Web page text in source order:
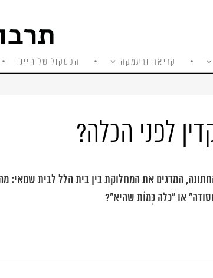
קריאה והעמקה הפסקול של חיינו
לפני הכלה?
המדגים את המחלוקת בין בית הלל לבית שמאי:
או "כלה כְּמוֹת שהיא"?